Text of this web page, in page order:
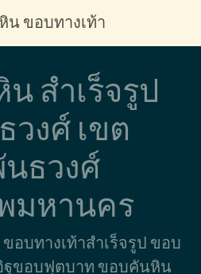
ขอบทางเท้า
สำเร็จรูป
งศ์ เขต
ธวงศ์
มหานคร
บทางเท้าสำเร็จรูป ขอบ
ขอบฟุตบาท ขอบคันหิน